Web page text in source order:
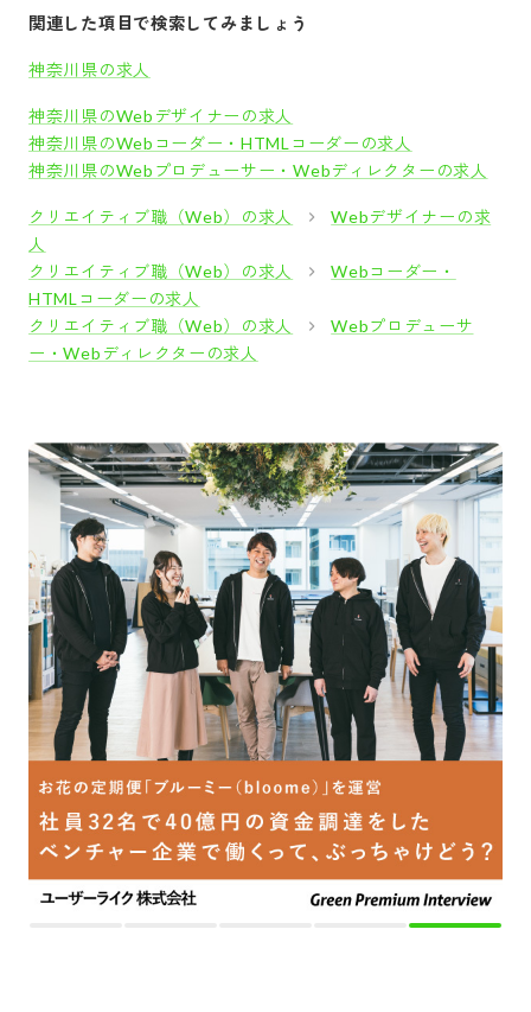
関連した項目で検索してみましょう
神奈川県の求人
神奈川県のWebデザイナーの求人
神奈川県のWebコーダー・HTMLコーダーの求人
神奈川県のWebプロデューサー・Webディレクターの求人
クリエイティブ職（Web）の求人
Webデザイナーの求
人
クリエイティブ職（Web）の求人
Webコーダー・
HTMLコーダーの求人
クリエイティブ職（Web）の求人
Webプロデューサ
ー・Webディレクターの求人